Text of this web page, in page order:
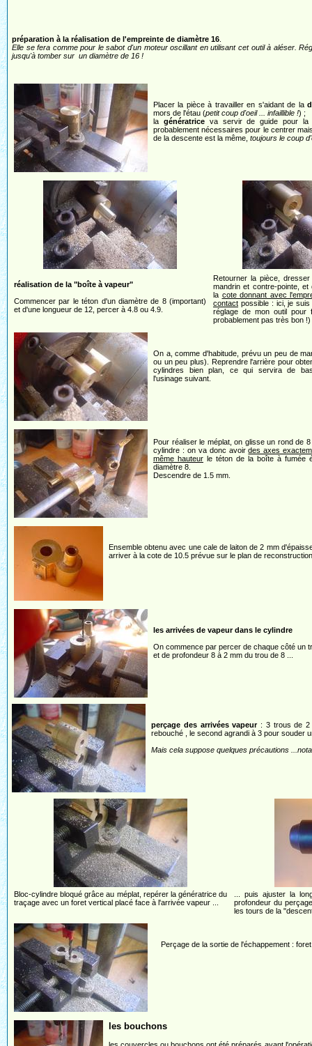
préparation à la réalisation de l'empreinte de diamètre 16
Elle se fera comme pour le sabot d'un moteur oscillant en utilisant cet outil à aléser.
jusqu'à tomber sur un diamètre de 16 !
Placer la pièce à travailler en s'aidant de la
mors de l'étau (petit coup d'oeil ... infaillible !) ;
la génératriceva servir de guide pour la
probablement nécessaires pour le centrer
de la descente est la même, toujours le coup
réalisation de la "boîte à vapeur"
Commencer par le téton d'un diamètre de 8 (important)
et d'une longueur de 12, percer à 4.8 ou 4.9.
Retourner la pièce,
mandrin et contre-pointe, et
la cote donnant avec
contact possible : ici, je
réglage de mon outil pour
probablement pas très bon !)
On a, comme d'habitude, prévu un peu de
ou un peu plus). Reprendre l'arrière pour
cylindres bien plan, ce qui servira de
l'usinage suivant.
Pour réaliser le méplat, on glisse un rond de
cylindre : on va donc avoirdes axes
même hauteur le téton de la boîte à fumée
diamètre 8.
Descendre de 1.5 mm.
Ensemble obtenu avec une cale de laiton de 2 mm
arriver à la cote de 10.5 prévue sur le plan de reconstruction
les arrivées de vapeur dans le cylindre
On commence par percer de chaque côté un
et de profondeur 8 à 2 mm du trou de 8 ...
perçage des arrivées vapeur: 3 trous de 2
rebouché , le second agrandi à 3 pour souder
Mais cela suppose quelques précautions
Bloc-cylindre bloqué grâce au méplat, repérer la génératrice du
traçage avec un foret vertical placé face à l'arrivée vapeur ...
... puis ajuster la
profondeur du
les tours de la
Perçage de la sortie de l'échappement :
les bouchons